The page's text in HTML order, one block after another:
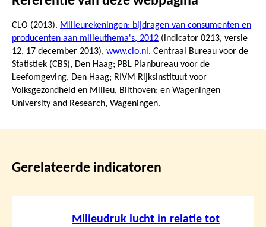
CLO (2013). Milieurekeningen: bijdragen van consumenten en
producenten aan milieuthema's, 2012 (indicator 0213, versie
12, 17 december 2013), www.clo.nl . Centraal Bureau voor de
Statistiek (CBS), Den Haag; PBL Planbureau voor de
Leefomgeving, Den Haag; RIVM Rijksinstituut voor
Volksgezondheid en Milieu, Bilthoven; en Wageningen
University and Research, Wageningen.
Gerelateerde indicatoren
Milieudruk lucht in relatie tot